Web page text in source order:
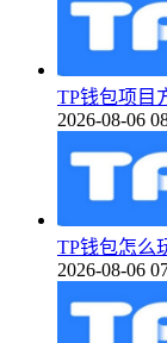
TP钱包项目
2026-08-06
TP钱包怎么
2026-08-06